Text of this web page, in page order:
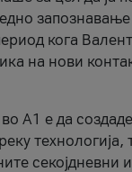
кога
на нови
А1 е да
технологија,
секојдневни